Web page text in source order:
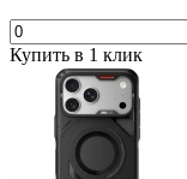
Купить в 1 клик